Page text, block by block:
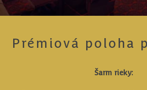
Prémiová poloha
Šarm rieky: